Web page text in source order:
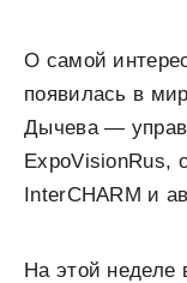
О самой
появилась в
Дычева —
ExpoVisionRus,
InterCHARM и
На этой неделе